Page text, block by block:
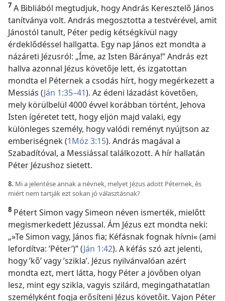
7 A Bibliából megtudjuk, hogy András Keresztelő János
tanítványa volt. András megosztotta a testvérével, amit
Jánostól tanult, Péter pedig kétségkívül nagy
érdeklődéssel hallgatta. Egy nap János ezt mondta a
názáreti Jézusról: „Íme, az Isten Báránya!” András ezt
hallva azonnal Jézus követője lett, és izgatottan
mondta el Péternek a csodás hírt, hogy megérkezett a
Messiás (Ján 1:35–41). Az édeni lázadást követően,
mely körülbelül 4000 évvel korábban történt, Jehova
Isten ígéretet tett, hogy eljön majd valaki, egy
különleges személy, hogy valódi reményt nyújtson az
emberiségnek (1Móz 3:15). András magával a
Szabadítóval, a Messiással találkozott. A hír hallatán
Péter Jézushoz sietett.
8. Mi a jelentése annak a névnek, melyet Jézus adott Péternek, és
miért nem tartják ezt sokan jó választásnak?
8 Pétert Simon vagy Simeon néven ismerték, mielőtt
megismerkedett Jézussal. Ám Jézus ezt mondta neki:
„»Te Simon vagy, János fia; Kéfásnak fognak hívni« (ami
lefordítva: ’Péter’)” (Ján 1:42). A kéfás szó azt jelenti,
hogy ’kő’ vagy ’szikla’. Jézus nyilvánvalóan azért
mondta ezt, mert látta, hogy Péter a jövőben olyan
lesz, mint egy szikla, vagyis szilárd, megingathatatlan
személyként fogja erősíteni Jézus követőit. Vajon Péter